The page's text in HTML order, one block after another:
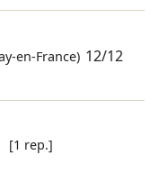
en-France) 12/12
[1 rep.]